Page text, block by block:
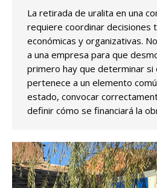
La retirada de uralita en una
requiere coordinar decisiones
económicas y organizativas.
a una empresa para que
primero hay que determinar si
pertenece a un elemento
estado, convocar
definir cómo se financiará la